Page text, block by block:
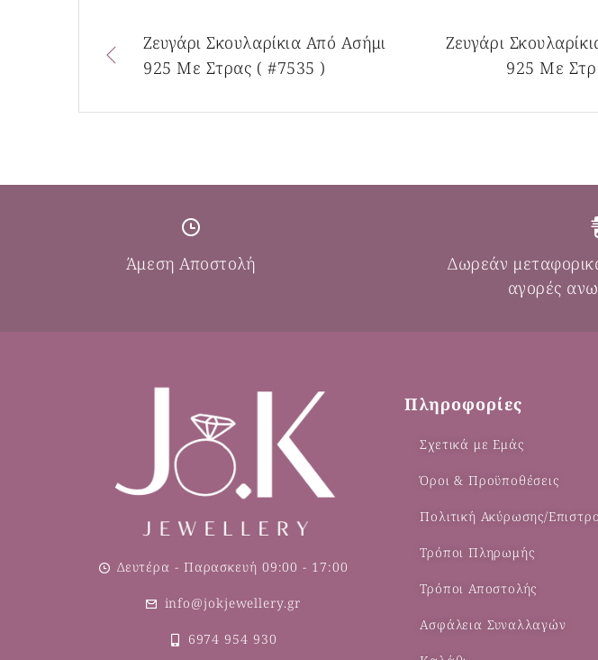
Ζευγάρι Σκουλαρίκια Από Ασήμι
925 Με Στρας ( #7535 )
Ζευγάρι
925 Με
Άμεση Αποστολή
Δωρεάν
αγορές
Δευτέρα - Παρασκευή 09:00 - 17:00
info@jokjewellery.gr
6974 954 930
Πληροφορίες
Σχετικά με Εμάς
Όροι & Προϋποθέσεις
Πολιτική Ακύρωσης/
Τρόποι Πληρωμής
Τρόποι Αποστολής
Ασφάλεια Συναλλαγών